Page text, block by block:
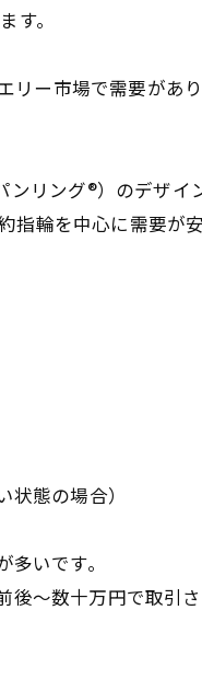
す。
ー市場で需要があ
リング®）のデザイ
輪を中心に需要が
態の場合）
いです。
〜数十万円で取引